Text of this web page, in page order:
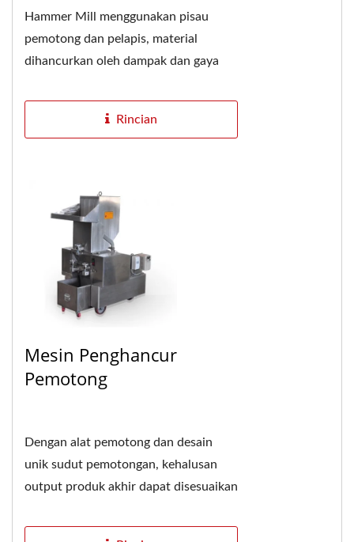
Hammer Mill menggunakan pisau
pemotong dan pelapis, material
dihancurkan oleh dampak dan gaya
besar, dampak akan melebihi...
Rincian
Mesin Penghancur
Pemotong
Dengan alat pemotong dan desain
unik sudut pemotongan, kehalusan
output produk akhir dapat disesuaikan
layar filter...